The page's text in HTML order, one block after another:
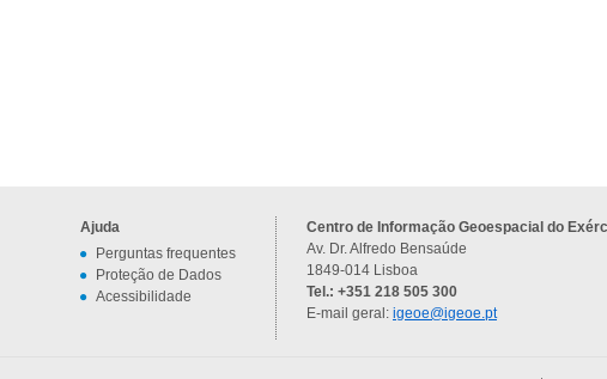
Ajuda
Perguntas frequentes
Proteção de Dados
Acessibilidade
Centro de Informação Geoespacial do
Av. Dr. Alfredo Bensaúde
1849-014 Lisboa
Tel.: +351 218 505 300
E-mail geral: igeoe@igeoe.pt